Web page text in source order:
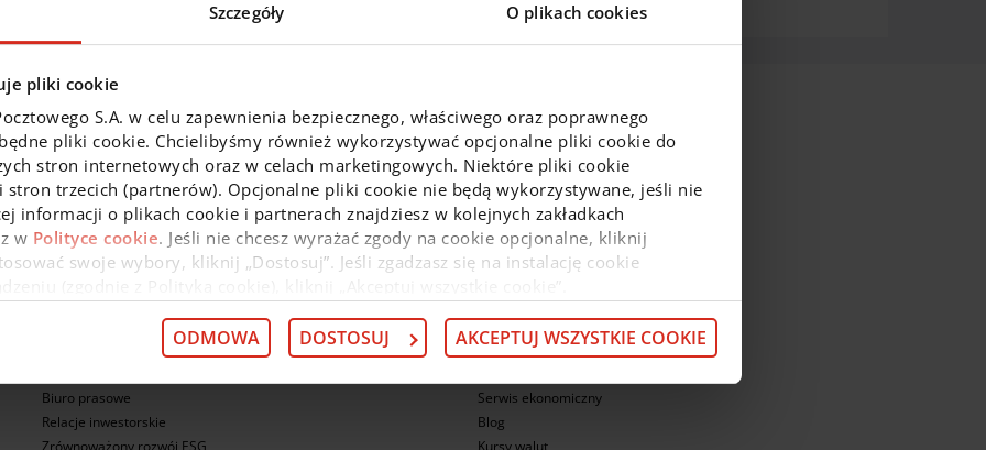
Szczegóły O plikach cookies
pliki cookie
S.A. w celu zapewnienia bezpiecznego, właściwego oraz poprawnego
pliki cookie. Chcielibyśmy również wykorzystywać opcjonalne pliki cookie do
stron internetowych oraz w celach marketingowych. Niektóre pliki cookie
stron trzecich (partnerów). Opcjonalne pliki cookie nie będą wykorzystywane, jeśli nie
informacji o plikach cookie i partnerach znajdziesz w kolejnych zakładkach
w Polityce cookie. Jeśli nie chcesz wyrażać zgody na cookie opcjonalne, kliknij
swoje wybory, kliknij „Dostosuj”. Jeśli zgadzasz się na instalację cookie
przysługujących w związku z tym uprawnieniach, znajdziesz podlinkiem.
ODMOWA DOSTOSUJ AKCEPTUJ WSZYSTKIE COOKIE
Pomnażaj kapitał Zacznij płacić BLIKiem
O nas
Biuro prasowe
Relacje inwestorskie
Zrównoważony rozwój ESG
Najnowsze informacje
Konkursy i promocje
Serwis ekonomiczny
Blog
Kursy walut